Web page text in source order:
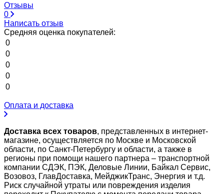
Отзывы
0
Написать отзыв
Средняя оценка покупателей:
0
0
0
0
0
Оплата и доставка
Доставка всех товаров, представленных в интернет-
магазине, осуществляется по Москве и Московской
области, по Санкт-Петербургу и области, а также в
регионы при помощи нашего партнера – транспортной
компании СДЭК, ПЭК, Деловые Линии, Байкал Сервис,
Возовоз, ГлавДоставка, МейджикТранс, Энергия и т.д.
Риск случайной утраты или повреждения изделия